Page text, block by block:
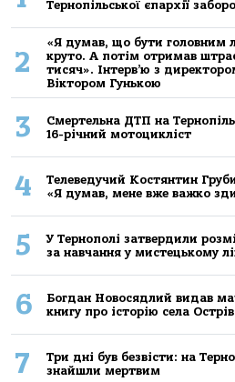
Тернопільської єпархії
2
«Я думав, що бути головним
круто. А потім отримав
тисяч». Інтерв’ю з
Віктором Гунькою
3
Смертельнa ДТП нa
16-річний мoтoцикліст
4
Телеведучий Костянтин
«Я думав, мене вже важко
5
У Тернополі затвердили
за навчання у мистецькому
6
Богдан Новосядлий видав
книгу про історію села
7
Три дні був безвісти: на
знайшли мертвим